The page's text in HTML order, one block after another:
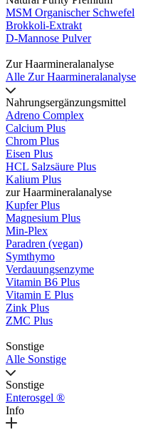
MSM Organischer Schwefel
Brokkoli-Extrakt
D-Mannose Pulver
Zur Haarmineralanalyse
Alle Zur Haarmineralanalyse
Nahrungsergänzungsmittel
Adreno Complex
Calcium Plus
Chrom Plus
Eisen Plus
HCL Salzsäure Plus
Kalium Plus
zur Haarmineralanalyse
Kupfer Plus
Magnesium Plus
Min-Plex
Paradren (vegan)
Symthymo
Verdauungsenzyme
Vitamin B6 Plus
Vitamin E Plus
Zink Plus
ZMC Plus
Sonstige
Alle Sonstige
Sonstige
Enterosgel ®
Info